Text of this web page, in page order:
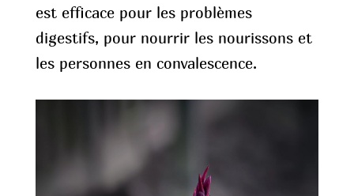
est efficace pour les problèmes
digestifs, pour nourrir les nourissons et
les personnes en convalescence.